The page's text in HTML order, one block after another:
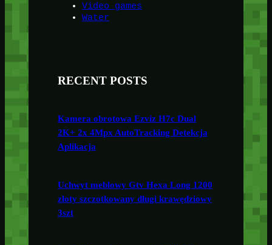
Video games
Water
RECENT POSTS
Kamera obrotowa Ezviz H7c Dual
2K+ 2x 4Mpx AutoTracking Detekcja
Aplikacja
Uchwyt meblowy Gtv Hexa Long 1200
złoty szczotkowany długi krawędziowy
3szt